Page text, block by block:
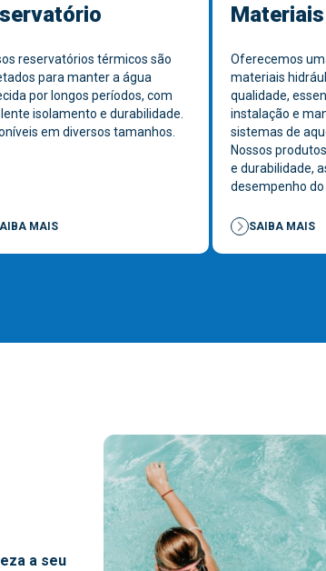
reservatórios térmicos são
para manter a água
por longos períodos, com
isolamento e durabilidade.
em diversos tamanhos.
MAIS
Oferecemos
materiais
qualidade,
instalação e
sistemas de
Nossos
e durabilidade,
desempenho
SAIBA MAIS
a seu